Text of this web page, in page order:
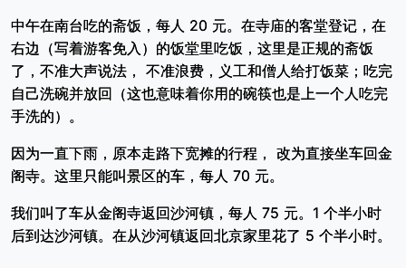
中午在南台吃的斋饭，每人 20 元。在寺庙的客堂登记，在
右边（写着游客免入）的饭堂里吃饭，这里是正规的斋饭
了，不准大声说法， 不准浪费，义工和僧人给打饭菜；吃完
自己洗碗并放回（这也意味着你用的碗筷也是上一个人吃完
手洗的）。
因为一直下雨，原本走路下宽摊的行程， 改为直接坐车回金
阁寺。这里只能叫景区的车，每人 70 元。
我们叫了车从金阁寺返回沙河镇，每人 75 元。1 个半小时
后到达沙河镇。在从沙河镇返回北京家里花了 5 个半小时。